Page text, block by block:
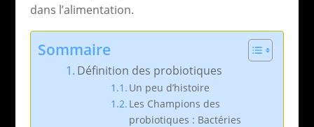
dans l’alimentation.
Sommaire
Définition des probiotiques
Un peu d’histoire
Les Champions des
probiotiques : Bactéries